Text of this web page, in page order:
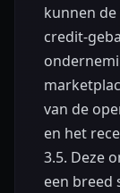
kunnen
credit-
van de
en het
3.5. Deze
een breed